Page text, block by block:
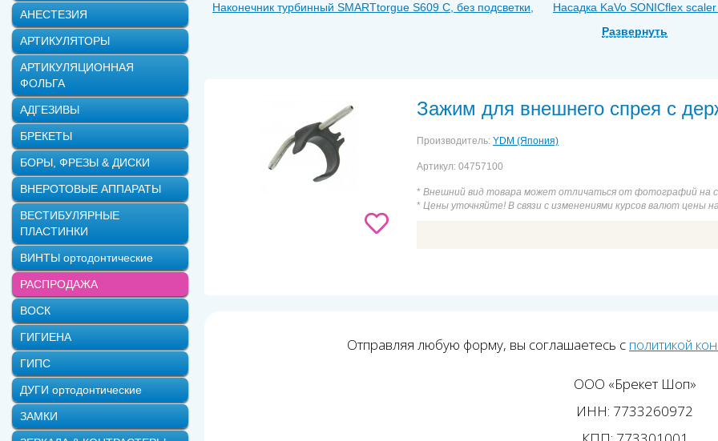
Наконечник турбинный SMARTtorgue S609 C, без подсветки,
Насадка KaVo SONICflex
Наконечник угловой MASTERmatic LUX M25
Наконечник угловой EXPERTmatic E20C, 1:1, без подсветки
Наконечник турбинный
Наконечник турбинный SMARTtorque S619 С, без подсветки, под Multiflex
Зажим для внешнего спрея с держателем трубки
Развернуть
Зажим для внешнего спрея с
Производитель: YDM (Япония)
Артикул: 04757100
* Внешний вид товара может отличаться от фотографий на
* Цены уточняйте! В связи с изменениями курсов валют цены
Отправляя любую форму, вы соглашаетесь с политикой
ООО «Брекет Шоп»
ИНН: 7733260972
АНЕСТЕЗИЯ
АРТИКУЛЯТОРЫ
АРТИКУЛЯЦИОННАЯ
ФОЛЬГА
АДГЕЗИВЫ
БРЕКЕТЫ
БОРЫ, ФРЕЗЫ & ДИСКИ
ВНЕРОТОВЫЕ АППАРАТЫ
ВЕСТИБУЛЯРНЫЕ
ПЛАСТИНКИ
ВИНТЫ ортодонтические
РАСПРОДАЖА
ВОСК
ГИГИЕНА
ГИПС
ДУГИ ортодонтические
ЗАМКИ